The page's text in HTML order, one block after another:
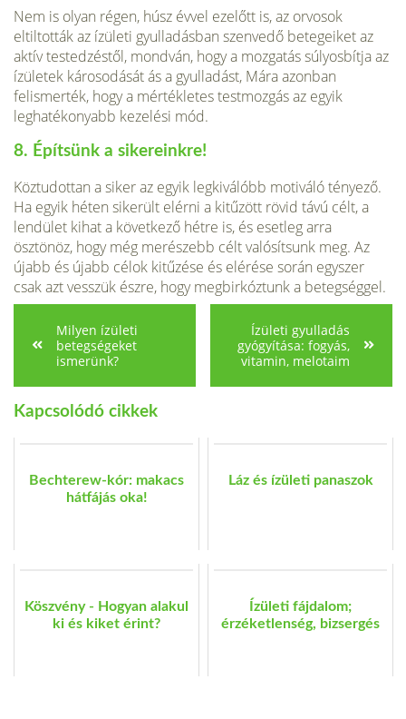
Nem is olyan régen, húsz évvel ezelőtt is, az orvosok
eltiltották az ízületi gyulladásban szenvedő betegeiket az
aktív testedzéstől, mondván, hogy a mozgatás súlyosbítja az
ízületek károsodását ás a gyulladást, Mára azonban
felismerték, hogy a mértékletes testmozgás az egyik
leghatékonyabb kezelési mód.
8. Építsünk a sikereinkre!
Köztudottan a siker az egyik legkiválóbb motiváló tényező.
Ha egyik héten sikerült elérni a kitűzött rövid távú célt, a
lendület kihat a következő hétre is, és esetleg arra
ösztönöz, hogy még merészebb célt valósítsunk meg. Az
újabb és újabb célok kitűzése és elérése során egyszer
csak azt vesszük észre, hogy megbirkóztunk a betegséggel.
Milyen ízületi
betegségeket
ismerünk?
Ízületi gyulladás
gyógyítása: fogyás,
vitamin, melotaim
Kapcsolódó cikkek
Bechterew-kór: makacs
hátfájás oka!
Láz és ízületi panaszok
Köszvény - Hogyan alakul
ki és kiket érint?
Ízületi fájdalom;
érzéketlenség, bizsergés